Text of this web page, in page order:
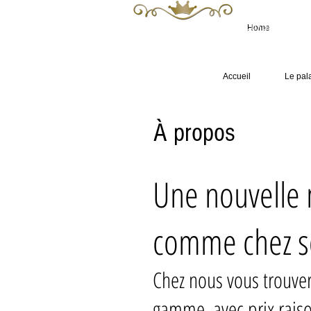
Luxury
Home
Accueil Le
À propos
Une
comme chez
Chez nous vous